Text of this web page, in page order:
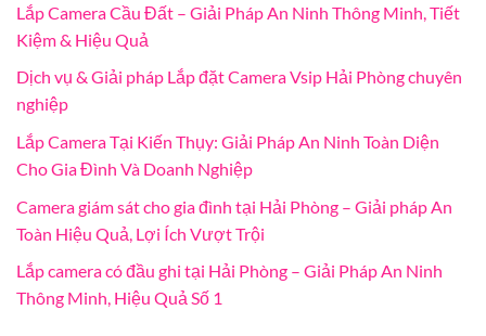
Lắp Camera Cầu Đất – Giải Pháp An Ninh Thông Minh, Tiết
Kiệm & Hiệu Quả
Dịch vụ & Giải pháp Lắp đặt Camera Vsip Hải Phòng chuyên
nghiệp
Lắp Camera Tại Kiến Thụy: Giải Pháp An Ninh Toàn Diện
Cho Gia Đình Và Doanh Nghiệp
Camera giám sát cho gia đình tại Hải Phòng – Giải pháp An
Toàn Hiệu Quả, Lợi Ích Vượt Trội
Lắp camera có đầu ghi tại Hải Phòng – Giải Pháp An Ninh
Thông Minh, Hiệu Quả Số 1